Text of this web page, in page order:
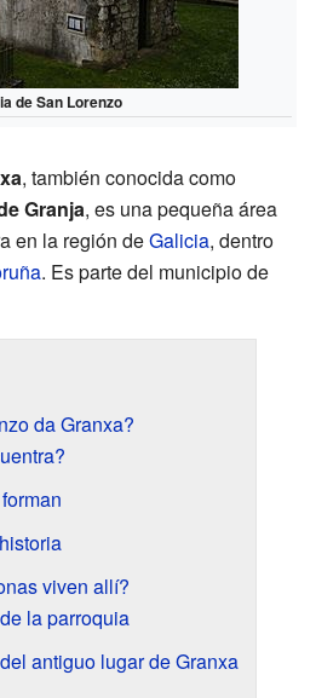
de San Lorenzo
, también conocida como
Granja, es una pequeña área
en la región deGalicia, dentro
. Es parte del municipio de
da Granxa?
viven allí?
la parroquia
antiguo lugar de Granxa